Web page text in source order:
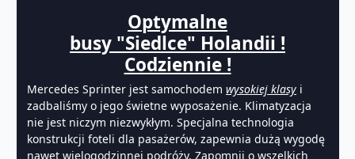
Optymalne
busy "Siedlce" Holandii !
Codziennie !
Mercedes Sprinter jest samochodem wysokiej klasy i
zadbaliśmy o jego świetne wyposażenie. Klimatyzacja
nie jest niczym niezwykłym. Specjalna technologia
konstrukcji foteli dla pasażerów, zapewnia dużą wygodę
nawet wielogodzinnej podróży. Zapomnij o wszelkich